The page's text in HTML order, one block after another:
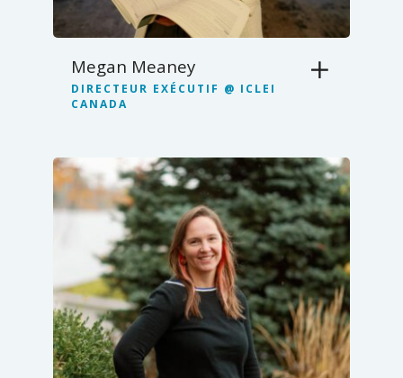
Megan Meaney
DIRECTEUR EXÉCUTIF @ ICLEI
CANADA